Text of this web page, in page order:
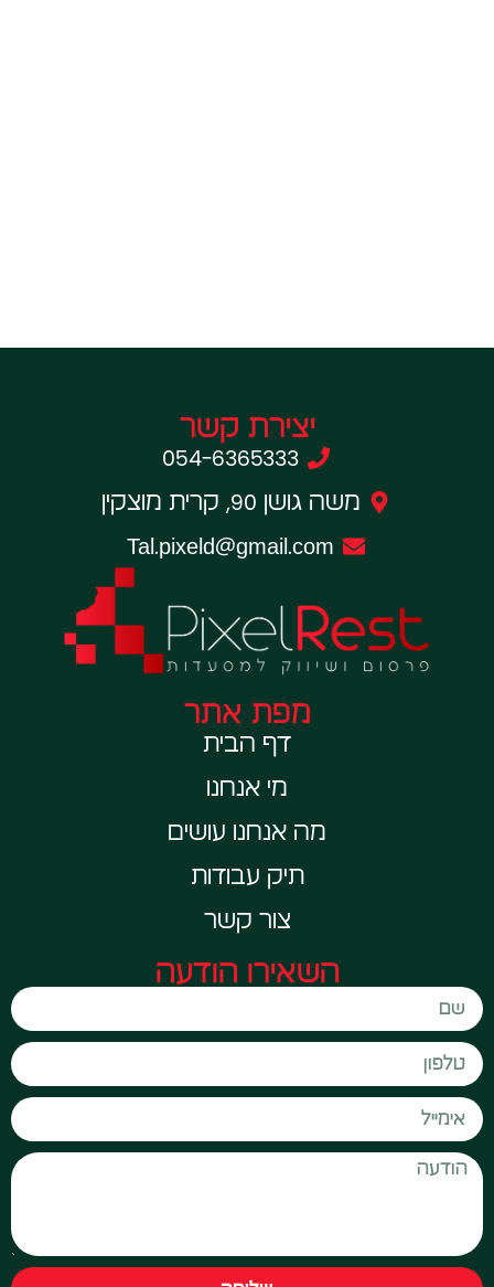
יצירת קשר
054-6365333
משה גושן 90, קרית מוצקין
Tal.pixeld@gmail.com
מפת אתר
דף הבית
מי אנחנו
מה אנחנו עושים
תיק עבודות
צור קשר
השאירו הודעה